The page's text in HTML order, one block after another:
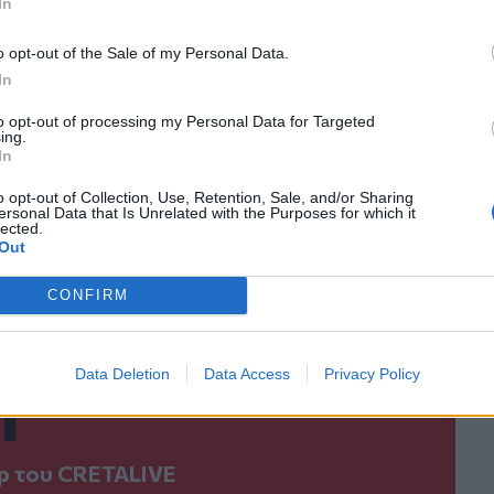
opt-out of the Sale of my Personal Data.
opt-out of processing my Personal Data for Targeted
opt-out of Collection, Use, Retention, Sale, and/or Sharing
Data that Is Unrelated with the Purposes for which it
CONFIRM
Data Deletion Data Access Privacy Policy
μας στο
TAGS
του CRETALIVE